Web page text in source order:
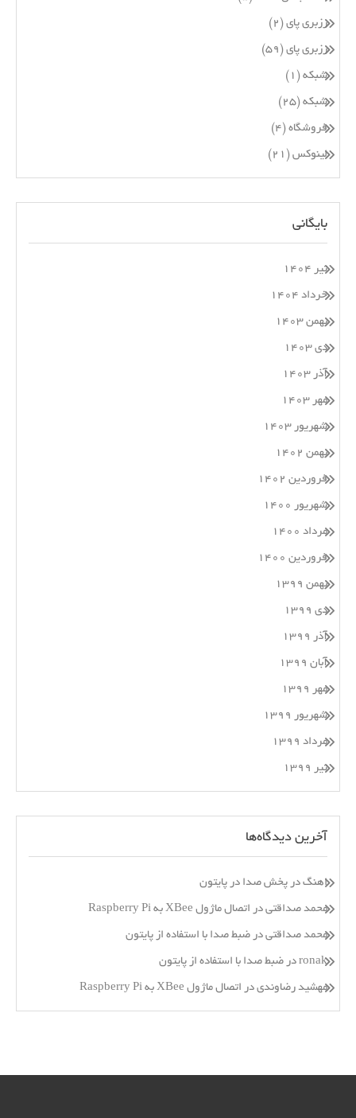
رزبری پای (۲)
رزبری پای (۵۹)
شبکه (۱)
شبکه (۲۵)
فروشگاه (۴)
لینوکس (۲۱)
بایگانی
تیر ۱۴۰۴
خرداد ۱۴۰۴
بهمن ۱۴۰۳
دی ۱۴۰۳
آذر ۱۴۰۳
مهر ۱۴۰۳
شهریور ۱۴۰۳
بهمن ۱۴۰۲
فروردین ۱۴۰۲
شهریور ۱۴۰۰
مرداد ۱۴۰۰
فروردین ۱۴۰۰
بهمن ۱۳۹۹
دی ۱۳۹۹
آذر ۱۳۹۹
آبان ۱۳۹۹
مهر ۱۳۹۹
شهریور ۱۳۹۹
مرداد ۱۳۹۹
تیر ۱۳۹۹
آخرین دیدگاه‌ها
اهنگ در پخش صدا در پایتون
محمد صداقتی در اتصال ماژول XBee به Raspberry Pi
محمد صداقتی در ضبط صدا با استفاده از پایتون
ronak در ضبط صدا با استفاده از پایتون
مهشید رضاوندی در اتصال ماژول XBee به Raspberry Pi